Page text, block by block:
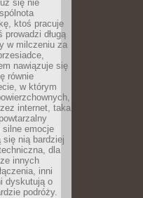
się nie
ktoś pracuje
długą
w milczeniu za
nawiązuje się
równie
w którym
internet, taka
silne emocje
nią bardziej
dla
innych
inni
dyskutują o
podróży.